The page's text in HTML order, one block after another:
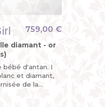
diamant - or
bébé d'antan. I
et diamant,
de la
759,00 €